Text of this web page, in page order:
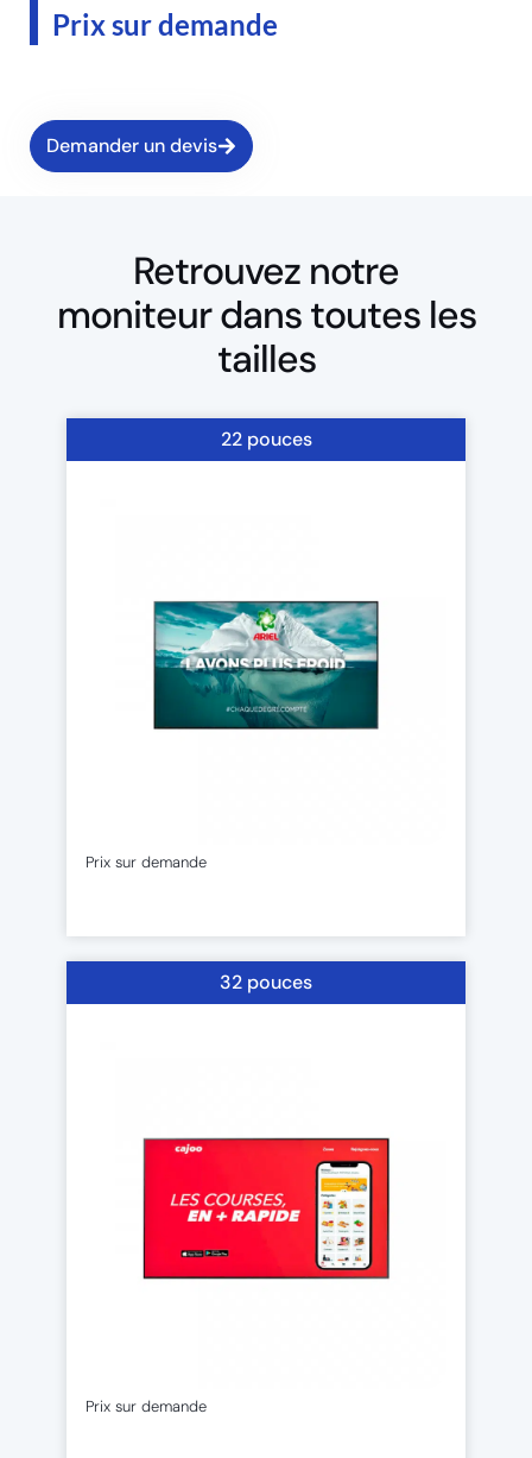
Prix sur demande
Demander un devis
Retrouvez notre
moniteur dans toutes les
tailles
22 pouces
Prix sur demande
32 pouces
Prix sur demande